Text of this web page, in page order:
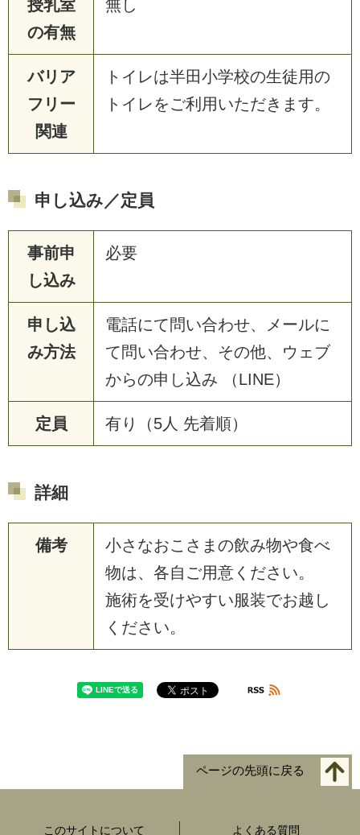
授乳室
の有無
無し
バリア
フリー
関連
トイレは半田小学校の生徒用の
トイレをご利用いただきます。
申し込み／定員
事前申
し込み
必要
申し込
み方法
電話にて問い合わせ、メールに
て問い合わせ、その他、ウェブ
からの申し込み （LINE）
定員 有り（5人 先着順）
詳細
備考
小さなおこさまの飲み物や食べ
物は、各自ご用意ください。
施術を受けやすい服装でお越し
ください。
ページの先頭に戻る
このサイトについて よくある質問